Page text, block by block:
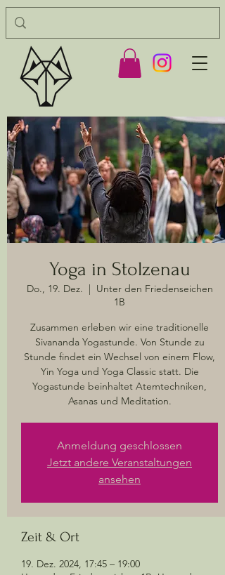
Yoga in Stolzenau
Do., 19. Dez.
  |
Unter den Friedenseichen
1B
Zusammen erleben wir eine traditionelle
Sivananda Yogastunde. Von Stunde zu
Stunde findet ein Wechsel von einem Flow,
Yin Yoga und Yoga Classic statt. Die
Yogastunde beinhaltet Atemtechniken,
Asanas und Meditation.
Anmeldung geschlossen
Jetzt andere Veranstaltungen
ansehen
Zeit & Ort
19. Dez. 2024, 17:45 – 19:00